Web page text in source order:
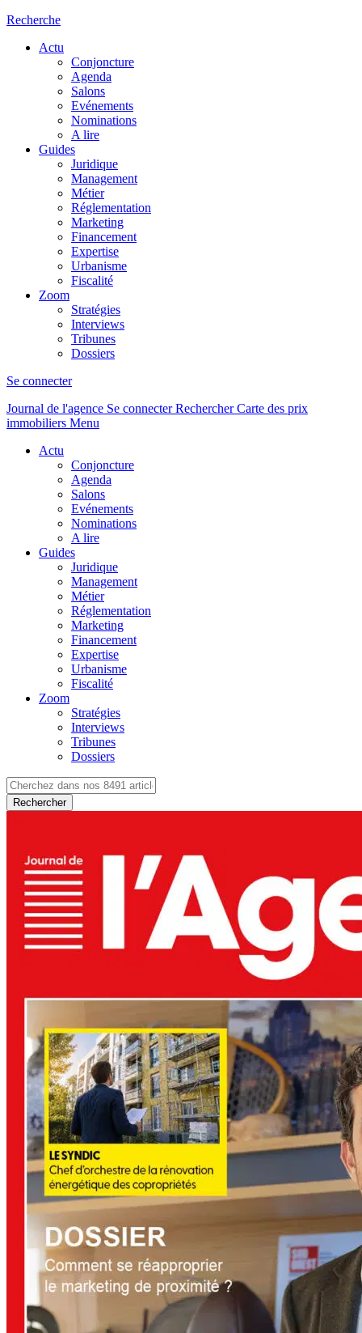
Recherche
Actu
Conjoncture
Agenda
Salons
Evénements
Nominations
A lire
Guides
Juridique
Management
Métier
Réglementation
Marketing
Financement
Expertise
Urbanisme
Fiscalité
Zoom
Stratégies
Interviews
Tribunes
Dossiers
Se connecter
Journal de l'agence Se connecterRechercher Carte des prix
immobiliers Menu
Actu
Conjoncture
Agenda
Salons
Evénements
Nominations
A lire
Guides
Juridique
Management
Métier
Réglementation
Marketing
Financement
Expertise
Urbanisme
Fiscalité
Zoom
Stratégies
Interviews
Tribunes
Dossiers
Rechercher